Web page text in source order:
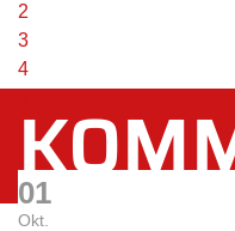
2
3
4
01
Okt.